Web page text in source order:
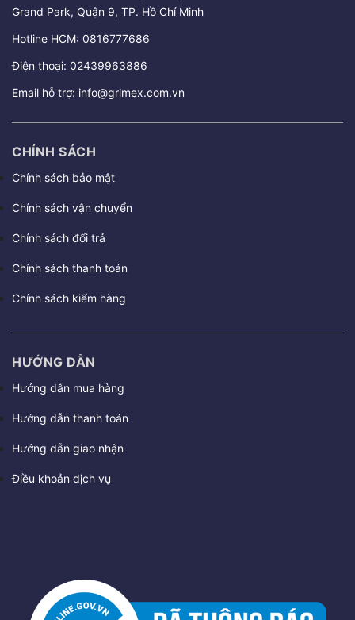
Grand Park, Quận 9, TP. Hồ Chí Minh
Hotline HCM: 0816777686
Điện thoại: 02439963886
Email hỗ trợ: info@grimex.com.vn
CHÍNH SÁCH
Chính sách bảo mật
Chính sách vận chuyển
Chính sách đổi trả
Chính sách thanh toán
Chính sách kiểm hàng
HƯỚNG DẪN
Hướng dẫn mua hàng
Hướng dẫn thanh toán
Hướng dẫn giao nhận
Điều khoản dịch vụ